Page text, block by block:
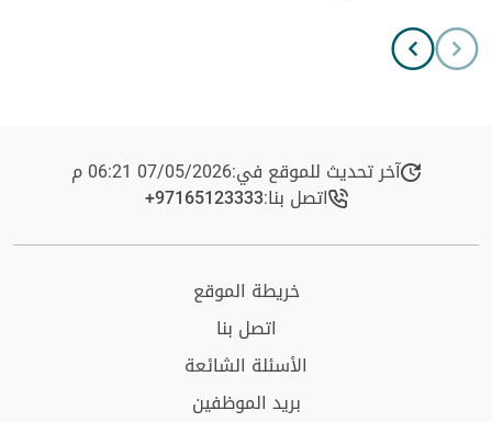
آخر تحديث للموقع في:07/05/2026 06:21 م
اتصل بنا:+97165123333​
خريطة الموقع
اتصل بنا
الأسئلة الشائعة
بريد الموظفين